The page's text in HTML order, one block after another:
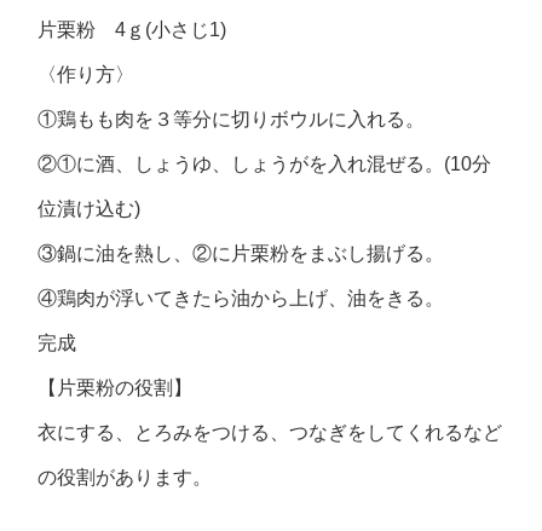
片栗粉 4ｇ(小さじ1)
〈作り方〉
①鶏もも肉を３等分に切りボウルに入れる。
②①に酒、しょうゆ、しょうがを入れ混ぜる。(10分
位漬け込む)
③鍋に油を熱し、②に片栗粉をまぶし揚げる。
④鶏肉が浮いてきたら油から上げ、油をきる。
完成
【片栗粉の役割】
衣にする、とろみをつける、つなぎをしてくれるなど
の役割があります。